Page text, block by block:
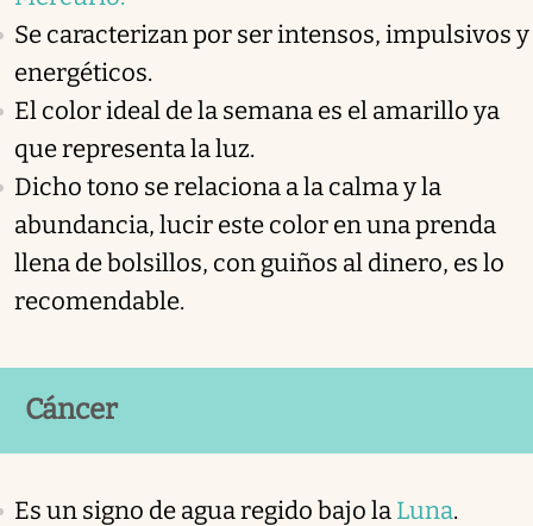
Se caracterizan por ser intensos, impulsivos y
energéticos.
El color ideal de la semana es el amarillo ya
que representa la luz.
Dicho tono se relaciona a la calma y la
abundancia, lucir este color en una prenda
llena de bolsillos, con guiños al dinero, es lo
recomendable.
Cáncer
Es un signo de agua regido bajo la Luna.